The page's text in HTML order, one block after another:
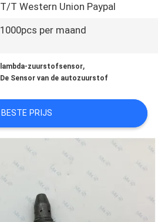
T/T Western Union Paypal
1000pcs per maand
lambda-zuurstofsensor,
De Sensor van de autozuurstof
BESTE PRIJS